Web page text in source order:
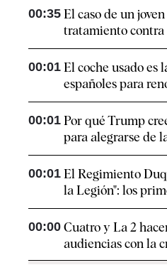
00:35 El caso de un
tratamiento contra
00:01 El coche usado es
españoles para
00:01 Por qué Trump
para alegrarse de
00:01 El Regimiento
la Legión": los
00:00 Cuatro y La 2
audiencias con la